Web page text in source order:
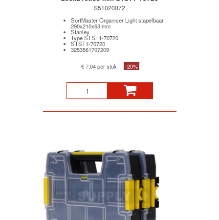
S51020072
SortMaster Organiser Light stapelbaar
290x210x63 mm
Stanley
Type STST1-70720
STST1-70720
3253561707209
€ 7,04 per stuk -20%